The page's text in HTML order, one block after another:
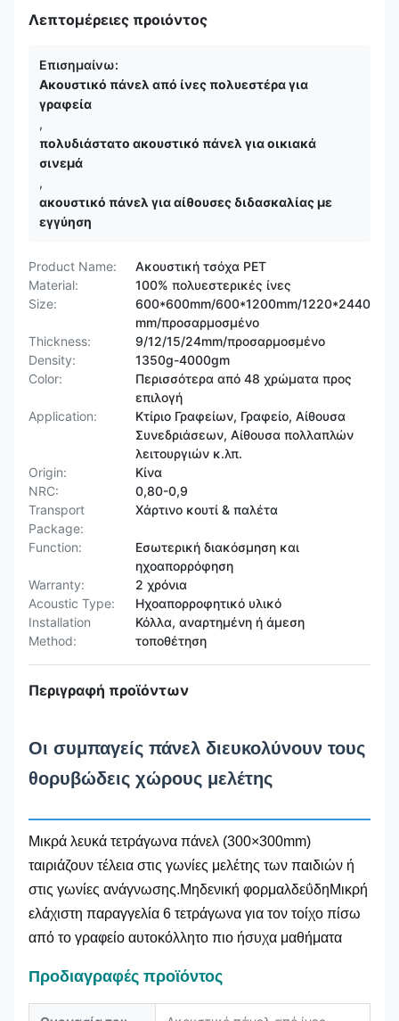
Λεπτομέρειες προιόντος
Επισημαίνω:
Ακουστικό πάνελ από ίνες πολυεστέρα για
γραφεία
,
πολυδιάστατο ακουστικό πάνελ για οικιακά
σινεμά
,
ακουστικό πάνελ για αίθουσες διδασκαλίας με
εγγύηση
Product Name:
Ακουστική τσόχα PET
Material:
100% πολυεστερικές ίνες
Size:
600*600mm/600*1200mm/1220*2440
mm/προσαρμοσμένο
Thickness:
9/12/15/24mm/προσαρμοσμένο
Density:
1350g-4000gm
Color:
Περισσότερα από 48 χρώματα προς
επιλογή
Application:
Κτίριο Γραφείων, Γραφείο, Αίθουσα
Συνεδριάσεων, Αίθουσα πολλαπλών
λειτουργιών κ.λπ.
Origin:
Κίνα
NRC:
0,80-0,9
Transport
Package:
Χάρτινο κουτί & παλέτα
Function:
Εσωτερική διακόσμηση και
ηχοαπορρόφηση
Warranty:
2 χρόνια
Acoustic Type:
Ηχοαπορροφητικό υλικό
Installation
Method:
Κόλλα, αναρτημένη ή άμεση
τοποθέτηση
Περιγραφή προϊόντων
Οι συμπαγείς πάνελ διευκολύνουν τους
θορυβώδεις χώρους μελέτης
Μικρά λευκά τετράγωνα πάνελ (300×300mm)
ταιριάζουν τέλεια στις γωνίες μελέτης των παιδιών ή
στις γωνίες ανάγνωσης.Μηδενική φορμαλδεΰδηΜικρή
ελάχιστη παραγγελία 6 τετράγωνα για τον τοίχο πίσω
από το γραφείο αυτοκόλλητο πιο ήσυχα μαθήματα
Προδιαγραφές προϊόντος